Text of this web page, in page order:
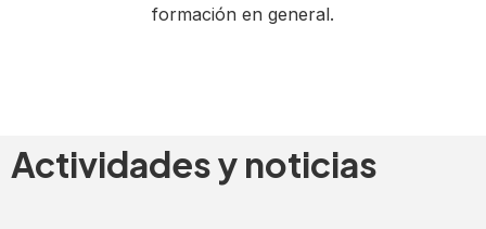
formación en general.
Actividades y noticias